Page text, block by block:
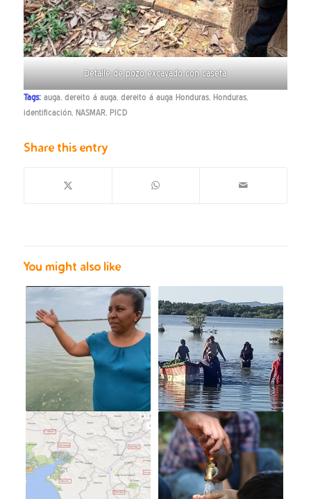
Detalle de pozo excavado con caseta
Tags: auga, dereito á auga, dereito á auga Honduras, Honduras,
identificación, NASMAR, PICD
Share this entry
You might also like